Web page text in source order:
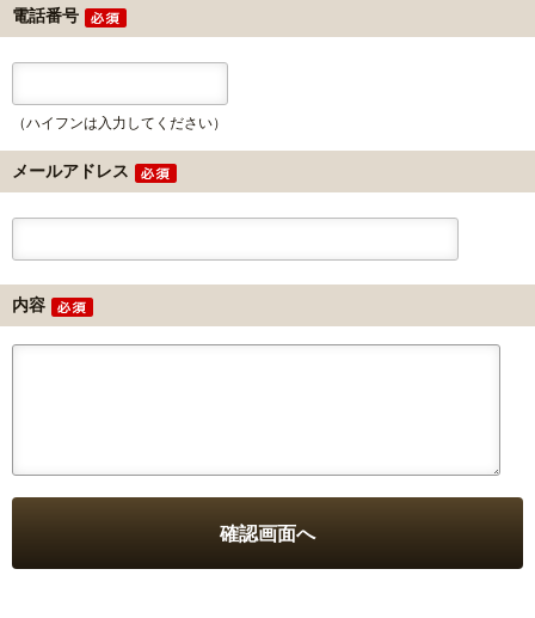
電話番号
（ハイフンは入力してください）
メールアドレス
内容